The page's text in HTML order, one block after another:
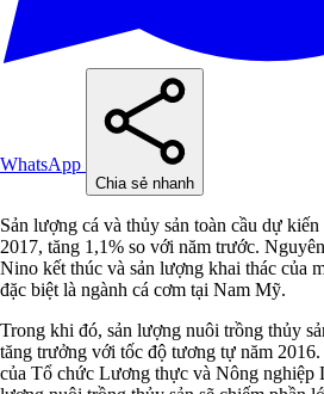
WhatsApp
Chia sẻ nhanh
Sản lượng cá và thủy sản toàn cầu dự
2017, tăng 1,1% so với năm trước.
Nino kết thúc và sản lượng khai thác của
đặc biệt là ngành cá cơm tại Nam Mỹ.
Trong khi đó, sản lượng nuôi trồng thủy
tăng trưởng với tốc độ tương tự năm
của Tổ chức Lương thực và Nông nghiệp